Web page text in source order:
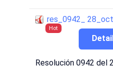
res_0942_
Hot
Resolución 0942 del